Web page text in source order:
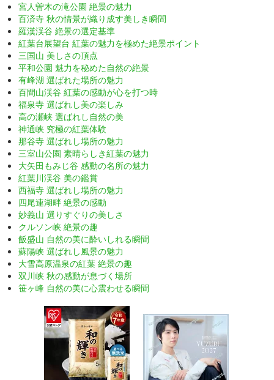
宮人曽木の滝公園 絶景の魅力
百済寺 秋の情景が織り成す美しき瞬間
羅漢渓谷 絶景の選定基準
紅葉台展望台 紅葉の魅力を極めた絶景ポイント
三国山 美しさの頂点
平和公園 魅力を秘めた自然の絶景
有峰湖 選ばれた場所の魅力
百間山渓谷 紅葉の感動が心を打つ時
福泉寺 選ばれし美の楽しみ
高の瀬峡 選ばれし自然の美
神通峡 究極の紅葉体験
那谷寺 選ばれし場所の魅力
三室山公園 素晴らしき紅葉の魅力
大矢田もみじ谷 感動の名所の魅力
紅葉川渓谷 美の鑑賞
西福寺 選ばれし場所の魅力
四尾連湖畔 絶景の感動
妙義山 選りすぐりの美しさ
クルソン峡 絶景の趣
飯盛山 自然の美に酔いしれる瞬間
蘇陽峡 選ばれし風景の魅力
大雪高原温泉の紅葉 絶景の趣
双川峡 秋の感動が息づく場所
笹ヶ峰 自然の美に心震わせる瞬間